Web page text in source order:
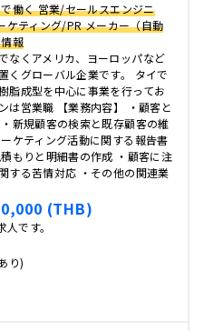
働く 営業/セールスエンジニ
ケティング/PR メーカー（自動
報
なくアメリカ、ヨーロッパなど
くグローバル企業です。 タイで
脂成型を中心に事業を行ってお
は営業職 【業務内容】 ・顧客と
新規顧客の検索と既存顧客の維
ケティング活動に関する報告書
もりと明細書の作成 ・顧客に注
する苦情対応 ・その他の関連業
(THB)
です。
り)